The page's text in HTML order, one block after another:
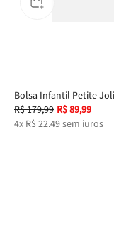
Bolsa Infantil Petite
R$179,99 R$89,99
4x R$ 22,49sem juros